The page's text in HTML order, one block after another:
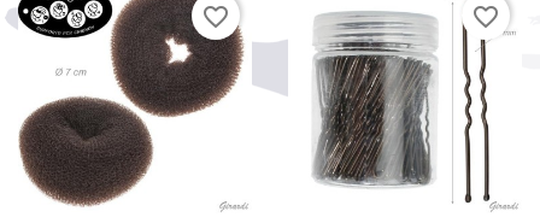
favorite_border favorite_border